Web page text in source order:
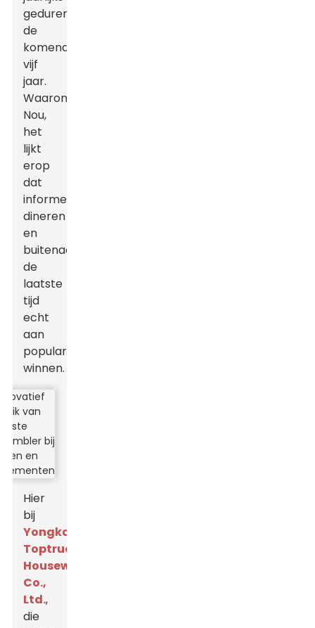
gedurende
de
komende
vijf
jaar.
Waarom?
Nou,
het
lijkt
erop
dat
informeel
dineren
en
buitenactiviteiten
de
laatste
tijd
echt
aan
populariteit
winnen.
Hier
bij
Yongkang
Toptrue
Houseware
Co.,
Ltd.,
die